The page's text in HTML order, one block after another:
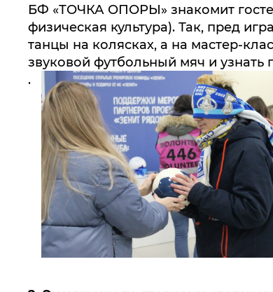
БФ «ТОЧКА ОПОРЫ» знакомит
физическая культура). Так, пред
танцы на колясках, а на мастер-
звуковой футбольный мяч и
.